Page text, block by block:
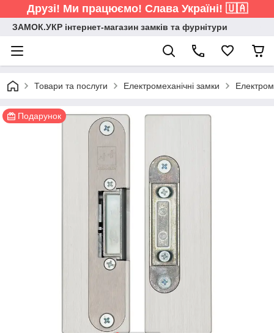
Друзі! Ми працюємо! Слава Україні! 🇺🇦
ЗАМОК.УКР інтернет-магазин замків та фурнітури
Товари та послуги Електромеханічні замки
Подарунок